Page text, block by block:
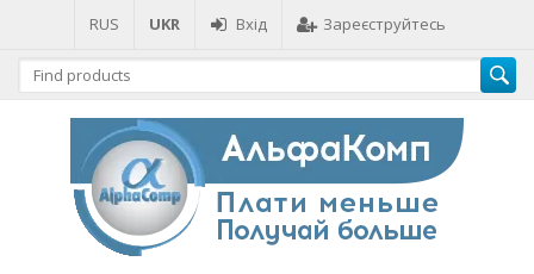
RUS UKR Вхід Зареєструйтесь